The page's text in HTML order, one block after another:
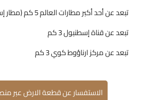
تبعد عن أحد أكبر مطارات العالم 5 كم (مطار إسطنبول الجديد)
تبعد عن قناة إسطنبول 3 كم
تبعد عن مركز ارناؤوط كوي 3 كم
الاستفسار عن قطعة الارض عبر